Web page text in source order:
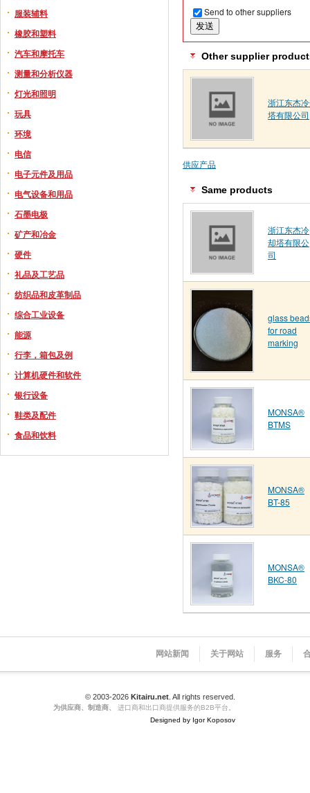
服装辅料
橡胶和塑料
汽车和摩托车
测量和分析仪器
灯光和照明
玩具
环境
电信
电子元件及用品
电气设备和用品
石墨电极
矿产和冶金
硬件
礼品及工艺品
纺织品和皮革制品
综合工业设备
能源
行李，箱包及例
计算机硬件和软件
银行设备
鞋类及配件
食品和饮料
Send to other suppliers
Other supplier
浙江东杰
塔有限公司
供应产品
Same products
浙江东杰冷
却塔有限公
司
glass
for road
marking
MONSA®
BTMS
MONSA®
BT-85
MONSA®
BKC-80
网站新闻 关于网站 服务
© 2003-2026 Kitairu.net . All rights reserved.
为供应商、制造商、
进口商和出口商提供服务的B2B平台。
Designed by Igor Koposov